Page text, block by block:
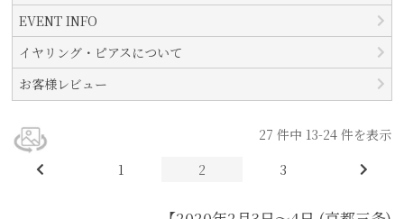
EVENT INFO
イヤリング・ピアスについて
お客様レビュー
27 件中 13-24 件を表示
1
2 3